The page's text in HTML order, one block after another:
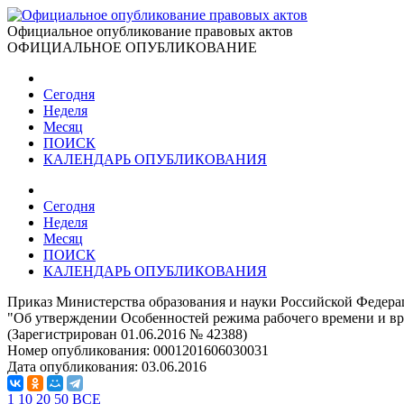
Официальное опубликование правовых актов
ОФИЦИАЛЬНОЕ ОПУБЛИКОВАНИЕ
Сегодня
Неделя
Месяц
ПОИСК
КАЛЕНДАРЬ ОПУБЛИКОВАНИЯ
Сегодня
Неделя
Месяц
ПОИСК
КАЛЕНДАРЬ ОПУБЛИКОВАНИЯ
Приказ Министерства образования и науки Российской
"Об утверждении Особенностей режима рабочего времени и
(Зарегистрирован 01.06.2016 № 42388)
Номер опубликования: 0001201606030031
Дата опубликования: 03.06.2016
1 10 20 50 ВСЕ